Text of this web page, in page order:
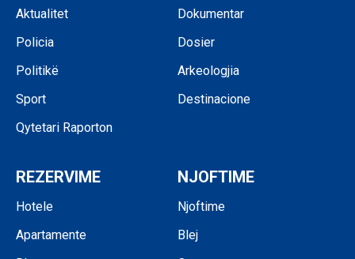
Aktualitet
Policia
Politikë
Sport
Qytetari Raporton
Dokumentar
Dosier
Arkeologjia
Destinacione
REZERVIME
Hotele
Apartamente
NJOFTIME
Njoftime
Blej